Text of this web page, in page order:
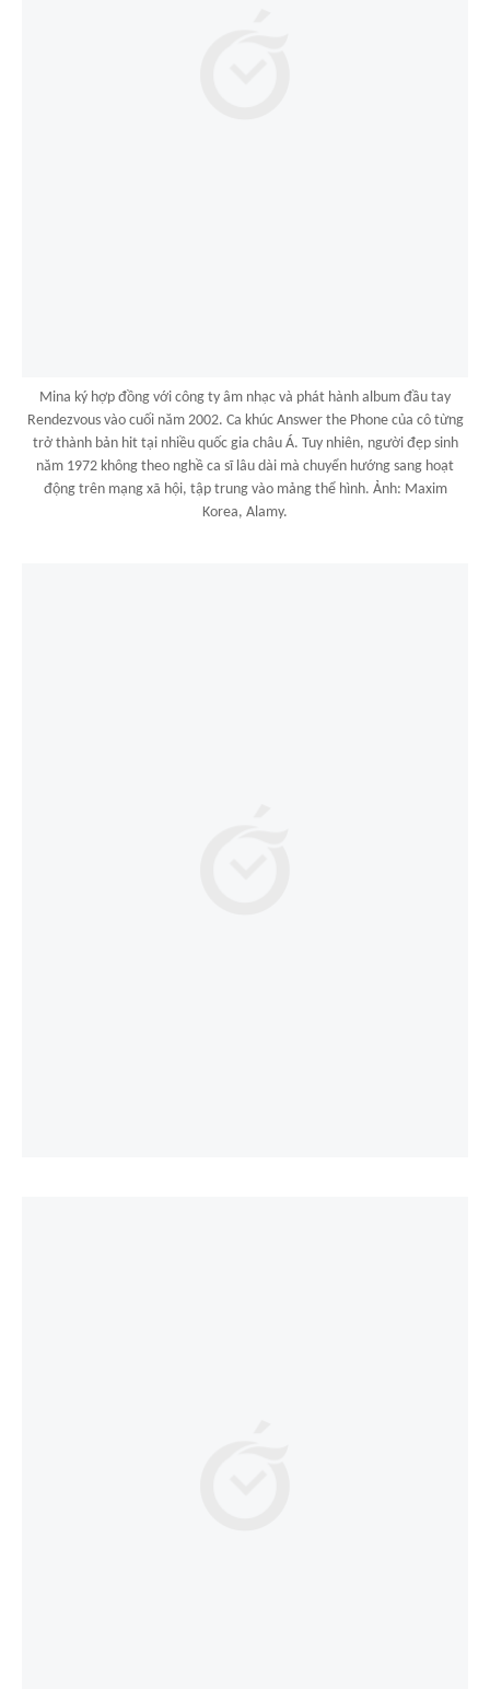
Mina ký hợp đồng với công ty âm nhạc và phát hành album đầu tay
Rendezvous vào cuối năm 2002. Ca khúc Answer the Phone của cô từng
trở thành bản hit tại nhiều quốc gia châu Á. Tuy nhiên, người đẹp sinh
năm 1972 không theo nghề ca sĩ lâu dài mà chuyển hướng sang hoạt
động trên mạng xã hội, tập trung vào mảng thể hình. Ảnh: Maxim
Korea, Alamy.